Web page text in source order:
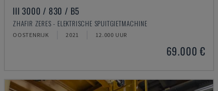
III 3000 / 830 / B5
ZHAFIR ZERES - ELEKTRISCHE SPUITGIETMACHINE
OOSTENRIJK 2021 12.000 UUR
69.000 €